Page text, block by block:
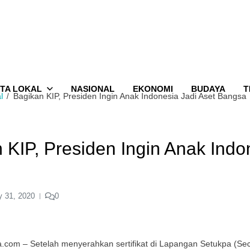
LOKAL NASIONAL EKONOMI BUDAYA
Bagikan KIP, Presiden Ingin Anak Indonesia Jadi Aset Bangsa
KIP, Presiden Ingin Anak
31, 2020 0
– Setelah menyerahkan sertifikat di Lapangan Setukpa